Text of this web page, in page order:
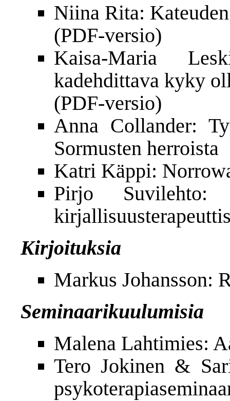
Niina Rita:
(PDF-versio)
Kaisa-Maria
kadehdittava kyky
(PDF-versio)
Anna Collander:
Sormusten herroista
Katri Käppi:
Pirjo Suvilehto:
Kirjoituksia
Markus Johansson:
Seminaarikuulumisia
Malena Lahtimies:
Tero Jokinen &